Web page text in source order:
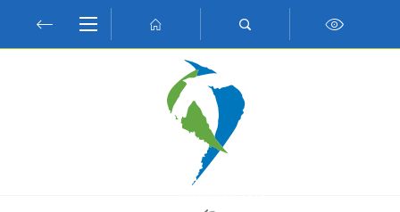
Przejdź do wyszukiwarki.
Przejdź do ustawień wielkości czcionki.
Włącz wersję kontrastową strony.